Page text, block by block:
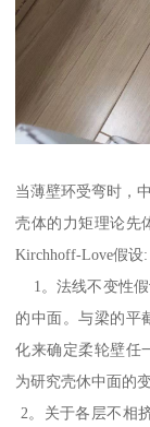
当薄壁环受弯时，
壳体的力矩理论先
Kirchhoff-Love假设:
1。法线不变性假
的中面。与梁的平
化来确定柔轮壁任
为研究壳休中面的变
2。关于各层不相